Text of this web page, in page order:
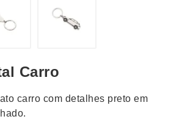
Carro
carro com detalhes preto em